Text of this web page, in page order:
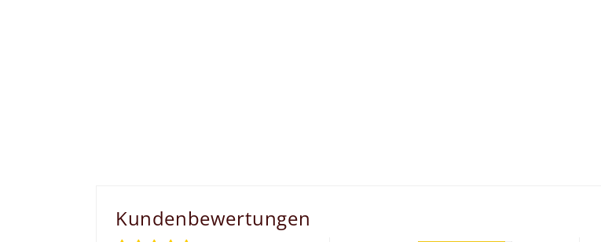
Kundenbewertungen